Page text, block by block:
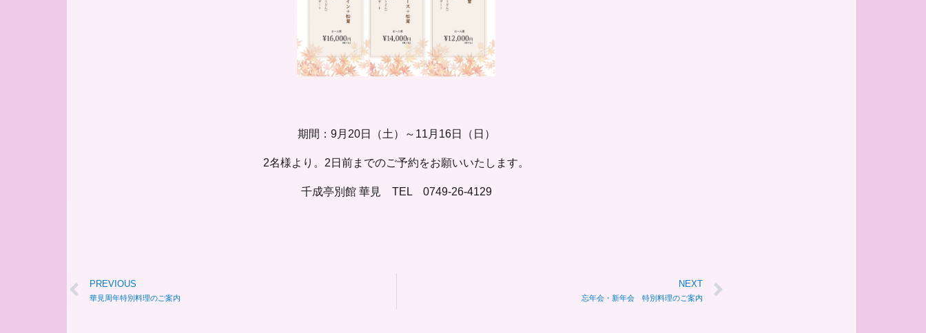
期間：9月20日（土）～11月16日（日）
2名様より。2日前までのご予約をお願いいたします。
千成亭別館 華見 TEL 0749-26-4129
PREVIOUS
華見周年特別料理のご案内
NEXT
忘年会・新年会 特別料理のご案内